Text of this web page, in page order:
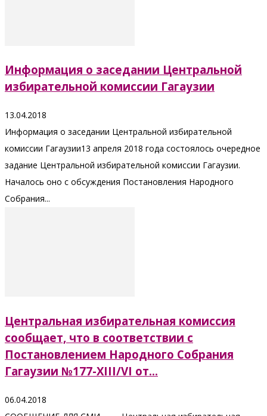
Информация о заседании Центральной
избирательной комиссии Гагаузии
13.04.2018
Информация о заседании Центральной избирательной
комиссии Гагаузии13 апреля 2018 года состоялось очередное
задание Центральной избирательной комиссии Гагаузии.
Началось оно с обсуждения Постановления Народного
Собрания...
Центральная избирательная комиссия
сообщает, что в соответствии с
Постановлением Народного Собрания
Гагаузии №177-XIII/VI от...
06.04.2018